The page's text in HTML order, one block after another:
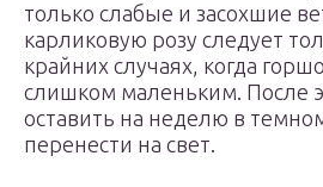
только слабые и засохшие
карликовую розу следует
крайних случаях, когда
слишком маленьким. После
оставить на неделю в
перенести на свет.